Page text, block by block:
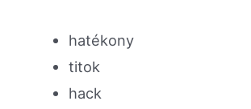
hatékony
titok
hack